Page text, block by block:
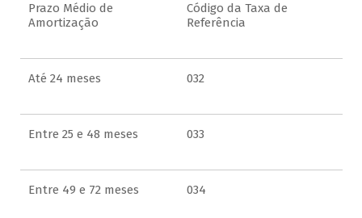
Prazo Médio de
Amortização
Código da Taxa de
Referência
Até 24 meses 032
Entre 25 e 48 meses 033
Entre 49 e 72 meses 034